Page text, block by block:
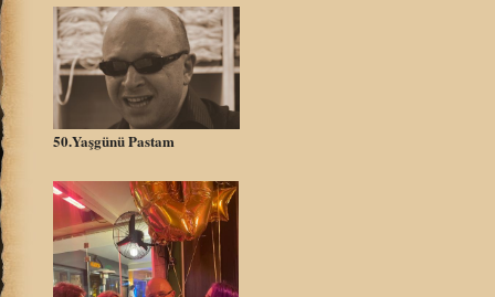
50.Yaşgünü Pastam